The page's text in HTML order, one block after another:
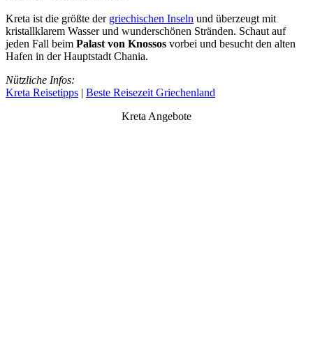
Kreta ist die größte der griechischen Inseln und überzeugt mit
kristallklarem Wasser und wunderschönen Stränden. Schaut auf
jeden Fall beim Palast von Knossos vorbei und besucht den alten
Hafen in der Hauptstadt Chania.
Nützliche Infos:
Kreta Reisetipps | Beste Reisezeit Griechenland
Kreta Angebote